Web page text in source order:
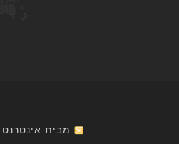
מבית אינטרנט